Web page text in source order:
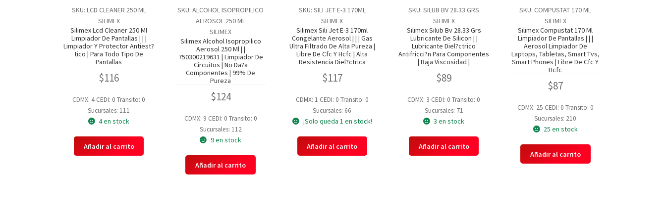
SKU: LCD CLEANER 250 ML
SILIMEX
Silimex Lcd Cleaner 250 Ml
Limpiador De Pantallas | | |
Limpiador Y Protector Antiest?
tico | Para Todo Tipo De
Pantallas
$116
CDMX: 4 CEDI: 0Transito: 0
Sucursales: 111
4 en stock
Añadir al carrito
SKU: ALCOHOL ISOPROPILICO
AEROSOL 250 ML
SILIMEX
Silimex Alcohol Isopropilico
Aerosol 250 Ml | |
750300219631 | Limpiador De
Circuitos | No Da?a
Componentes | 99% De
Pureza
$124
CDMX: 9 CEDI: 0 Transito: 0
Sucursales: 112
9 en stock
Añadir al carrito
SKU: SILI JET E-3 170ML
SILIMEX
Silimex Sili Jet E-3 170ml
Congelante Aerosol | | | Gas
Ultra Filtrado De Alta Pureza |
Libre De Cfc Y Hcfc | Alta
Resistencia Diel?ctrica
$117
CDMX: 1 CEDI: 0 Transito: 0
Sucursales: 66
¡Solo queda 1 en stock!
Añadir al carrito
SKU: SILUB BV 28.33 GRS
SILIMEX
Silimex Silub Bv 28.33 Grs
Lubricante De Silicon | |
Lubricante Diel?ctrico
Antifricci?n Para Componentes
| Baja Viscosidad |
$89
CDMX: 3 CEDI: 0Transito: 0
Sucursales: 71
3 en stock
Añadir al carrito
SKU: COMPUSTAT 170 ML
SILIMEX
Silimex Compustat 170 Ml
Limpiador De Pantallas | | |
Aerosol Limpiador De
Laptops, Tabletas, Smart Tvs,
Smart Phones | Libre De Cfc Y
Hcfc
$87
CDMX: 25 CEDI: 0 Transito: 0
Sucursales: 210
25 en stock
Añadir al carrito